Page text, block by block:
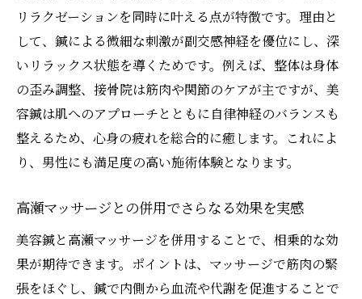
リラクゼーションを同時に叶える点が特徴です。理由と
して、鍼による微細な刺激が副交感神経を優位にし、深
いリラックス状態を導くためです。例えば、整体は身体
の歪み調整、接骨院は筋肉や関節のケアが主ですが、美
容鍼は肌へのアプローチとともに自律神経のバランスも
整えるため、心身の疲れを総合的に癒します。これによ
り、男性にも満足度の高い施術体験となります。
高瀬マッサージとの併用でさらなる効果を実感
美容鍼と高瀬マッサージを併用することで、相乗的な効
果が期待できます。ポイントは、マッサージで筋肉の緊
張をほぐし、鍼で内側から血流や代謝を促進することで